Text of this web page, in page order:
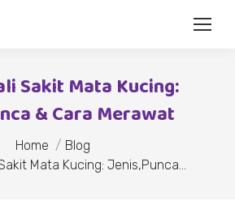
Sakit Mata Kucing:
& Cara Merawat
Home
Blog
Mata Kucing: Jenis,Punca…